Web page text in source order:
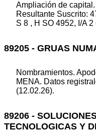
Ampliación de
Resultante Suscrito:
S 8 , H SO 4952, I/A 2
89205 - GRUAS
Nombramientos.
MENA. Datos
(12.02.26).
89206 -
TECNOLOGICAS Y